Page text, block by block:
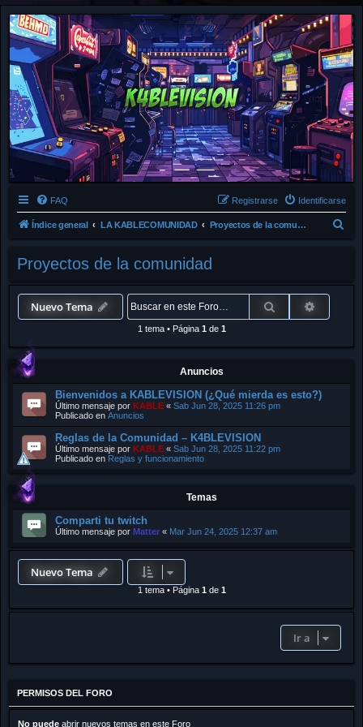
FAQ Identificarse
Registrarse
Índice general LA KABLECOMUNIDAD Proyectos de la comunidad
Proyectos de la comunidad
Nuevo Tema Buscar
1 tema• Página 1 de 1
Anuncios
Bienvenidos a KABLEVISION (¿Qué mierda es esto?)
Último mensaje por KABLE « Sab Jun 28, 2025 11:26 pm
Publicado en Anuncios
Reglas de la Comunidad – K4BLEVISION
Último mensaje por KABLE « Sab Jun 28, 2025 11:22 pm
Publicado en Reglas y funcionamiento
Temas
Comparti tu twitch
Último mensaje por Matter « Mar Jun 24, 2025 12:37 am
Nuevo Tema
1 tema• Página 1 de 1
Ir a
PERMISOS DEL FORO
No puede abrir nuevos temas en este Foro